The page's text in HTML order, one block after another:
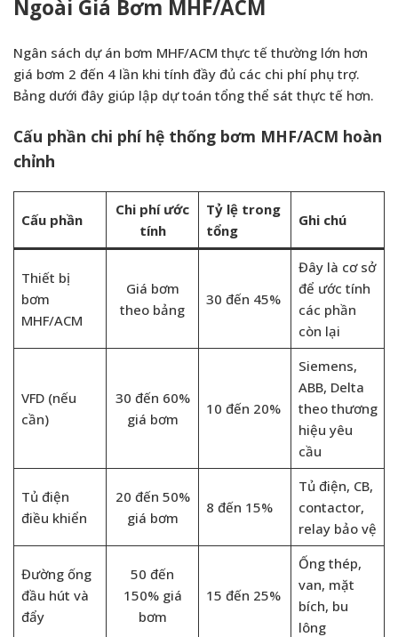
Ngoài Giá Bơm MHF/ACM
Ngân sách dự án bơm MHF/ACM thực tế thường lớn hơn
giá bơm 2 đến 4 lần khi tính đầy đủ các chi phí phụ trợ.
Bảng dưới đây giúp lập dự toán tổng thể sát thực tế hơn.
Cấu phần chi phí hệ thống bơm MHF/ACM hoàn
chỉnh
Cấu phần
Chi phí ước
tính
Tỷ lệ trong
tổng
Ghi chú
Thiết bị
bơm
MHF/ACM
Giá bơm
theo bảng
30 đến 45%
Đây là cơ sở
để ước tính
các phần
còn lại
VFD (nếu
cần)
30 đến 60%
giá bơm
10 đến 20%
Siemens,
ABB, Delta
theo thương
hiệu yêu
cầu
Tủ điện
điều khiển
20 đến 50%
giá bơm
8 đến 15%
Tủ điện, CB,
contactor,
relay bảo vệ
Đường ống
đầu hút và
đẩy
50 đến
150% giá
bơm
15 đến 25%
Ống thép,
van, mặt
bích, bu
lông